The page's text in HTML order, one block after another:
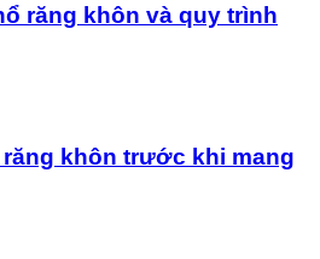
răng khôn và quy trình
khôn trước khi mang